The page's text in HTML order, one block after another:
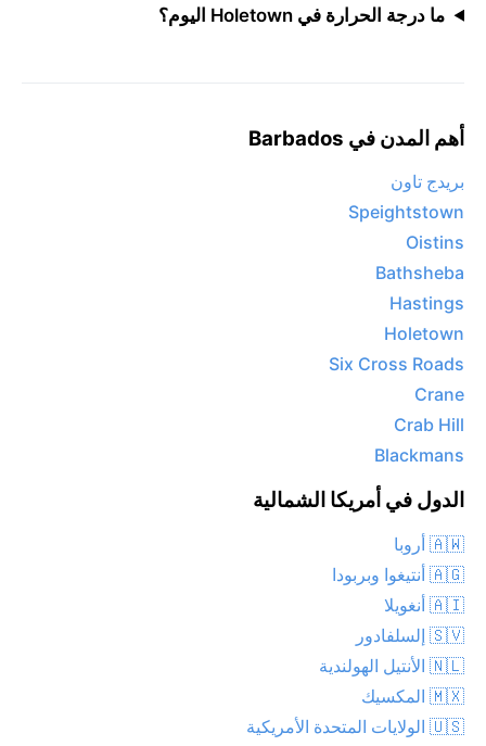
ما درجة الحرارة في Holetown اليوم؟
أهم المدن في Barbados
بريدج تاون
Speightstown
Oistins
Bathsheba
Hastings
Holetown
Six Cross Roads
Crane
Crab Hill
Blackmans
الدول في أمريكا الشمالية
🇦🇼 أروبا
🇦🇬 أنتيغوا وبربودا
🇦🇮 أنغويلا
🇸🇻 إلسلفادور
🇳🇱 الأنتيل الهولندية
🇲🇽 المكسيك
🇺🇸 الولايات المتحدة الأمريكية